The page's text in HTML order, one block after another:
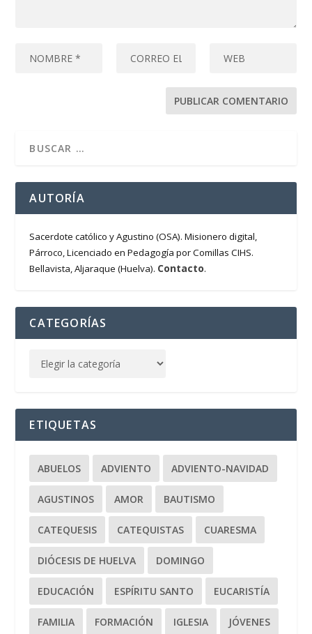
AUTORÍA
Sacerdote católico y Agustino (OSA). Misionero digital,
Párroco, Licenciado en Pedagogía por Comillas CIHS.
Bellavista, Aljaraque (Huelva). Contacto.
CATEGORÍAS
ETIQUETAS
ABUELOS ADVIENTO ADVIENTO-NAVIDAD
AGUSTINOS AMOR BAUTISMO
CATEQUESIS CATEQUISTAS CUARESMA
DIÓCESIS DE HUELVA DOMINGO
EDUCACIÓN ESPÍRITU SANTO EUCARISTÍA
FAMILIA FORMACIÓN IGLESIA JÓVENES